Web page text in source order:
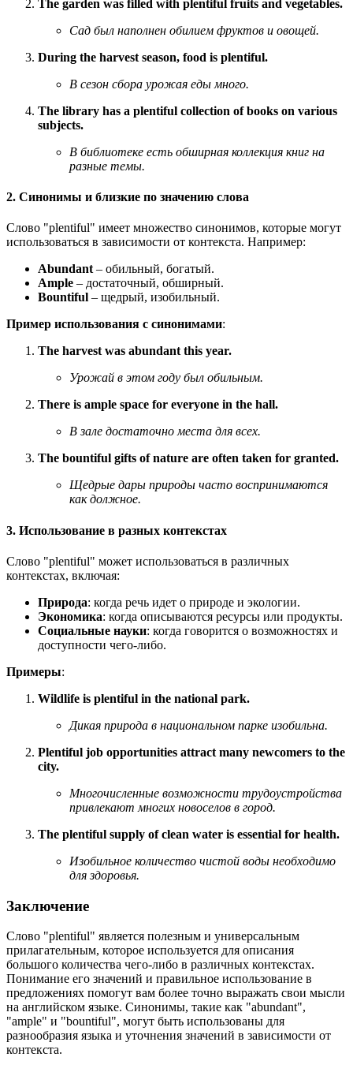
The garden was filled with plentiful fruits and vegetables.
Сад был наполнен обилием фруктов и овощей.
During the harvest season, food is plentiful.
В сезон сбора урожая еды много.
The library has a plentiful collection of books on various
subjects.
В библиотеке есть обширная коллекция книг на
разные темы.
2. Синонимы и близкие по значению слова
Слово "plentiful" имеет множество синонимов, которые могут
использоваться в зависимости от контекста. Например:
Abundant– обильный, богатый.
Ample – достаточный, обширный.
Bountiful – щедрый, изобильный.
Пример использования с синонимами:
The harvest was abundant this year.
Урожай в этом году был обильным.
There is ample space for everyone in the hall.
В зале достаточно места для всех.
The bountiful gifts of nature are often taken for granted.
Щедрые дары природы часто воспринимаются
как должное.
3. Использование в разных контекстах
Слово "plentiful" может использоваться в различных
контекстах, включая:
Природа: когда речь идет о природе и экологии.
Экономика: когда описываются ресурсы или продукты.
Социальные науки: когда говорится о возможностях и
доступности чего-либо.
Примеры:
Wildlife is plentiful in the national park.
Дикая природа в национальном парке изобильна.
Plentiful job opportunities attract many newcomers to the
city.
Многочисленные возможности трудоустройства
привлекают многих новоселов в город.
The plentiful supply of clean water is essential for health.
Изобильное количество чистой воды необходимо
для здоровья.
Заключение
Слово "plentiful" является полезным и универсальным
прилагательным, которое используется для описания
большого количества чего-либо в различных контекстах.
Понимание его значений и правильное использование в
предложениях помогут вам более точно выражать свои мысли
на английском языке. Синонимы, такие как "abundant",
"ample" и "bountiful", могут быть использованы для
разнообразия языка и уточнения значений в зависимости от
контекста.